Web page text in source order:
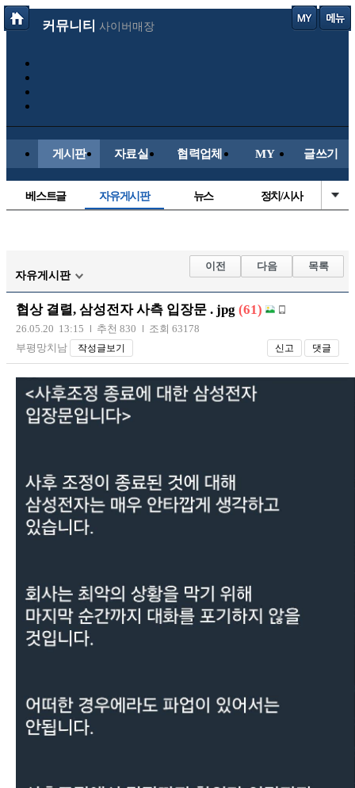
커뮤니티 사이버매장
게시판 자료실 협력업체 MY 글쓰기
베스트글 자유게시판 뉴스 정치/시사
해외축구
국내축구
자유게시판
이전 다음 목록
협상 결렬, 삼성전자 사측 입장문 . jpg (61)
26.05.20 13:15 추천 830
조회 63178
부평망치남
작성글보기 신고 댓글